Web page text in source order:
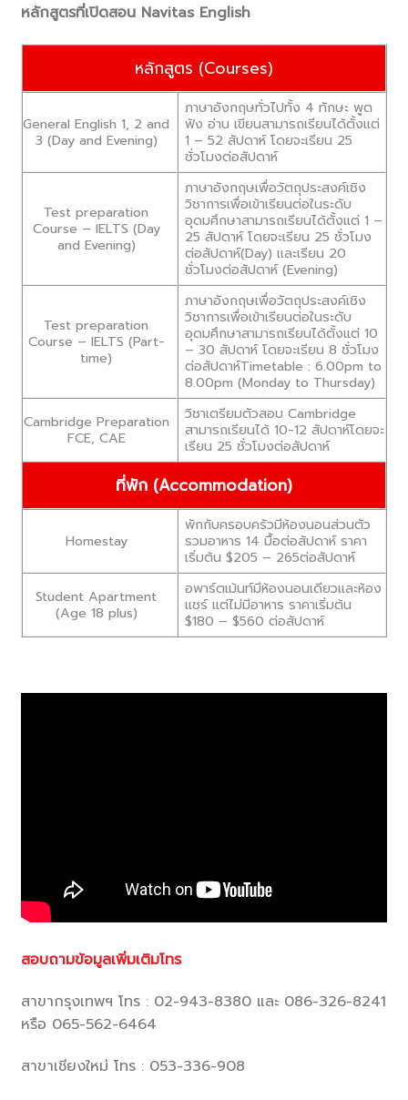
หลักสูตรที่เปิดสอน Navitas English
หลักสูตร (Courses)
General English 1, 2 and
3 (Day and Evening)
ภาษาอังกฤษทั่วไปทั้ง 4 ทักษะ พูด
ฟัง อ่าน เขียนสามารถเรียนได้ตั้งแต่
1 – 52 สัปดาห์ โดยจะเรียน 25
ชั่วโมงต่อสัปดาห์
Test preparation
Course – IELTS (Day
and Evening)
ภาษาอังกฤษเพื่อวัตถุประสงค์เชิง
วิชาการเพื่อเข้าเรียนต่อในระดับ
อุดมศึกษาสามารถเรียนได้ตั้งแต่ 1 –
25 สัปดาห์ โดยจะเรียน 25 ชั่วโมง
ต่อสัปดาห์(Day) และเรียน 20
ชั่วโมงต่อสัปดาห์ (Evening)
Test preparation
Course – IELTS (Part-
time)
ภาษาอังกฤษเพื่อวัตถุประสงค์เชิง
วิชาการเพื่อเข้าเรียนต่อในระดับ
อุดมศึกษาสามารถเรียนได้ตั้งแต่ 10
– 30 สัปดาห์ โดยจะเรียน 8 ชั่วโมง
ต่อสัปดาห์Timetable : 6.00pm to
8.00pm (Monday to Thursday)
Cambridge Preparation
FCE, CAE
วิชาเตรียมตัวสอบ Cambridge
สามารถเรียนได้ 10-12 สัปดาห์โดยจะ
เรียน 25 ชั่วโมงต่อสัปดาห์
ที่พัก (Accommodation)
Homestay
พักกับครอบครัวมีห้องนอนส่วนตัว
รวมอาหาร 14 มื้อต่อสัปดาห์ ราคา
เริ่มต้น $205 – 265ต่อสัปดาห์
Student Apartment
(Age 18 plus)
อพาร์ตเม้นท์มีห้องนอนเดียวและห้อง
แชร์ แต่ไม่มีอาหาร ราคาเริ่มต้น
$180 – $560 ต่อสัปดาห์
สอบถามข้อมูลเพิ่มเติมโทร
สาขากรุงเทพฯ โทร : 02-943-8380 และ 086-326-8241
หรือ 065-562-6464
สาขาเชียงใหม่ โทร : 053-336-908